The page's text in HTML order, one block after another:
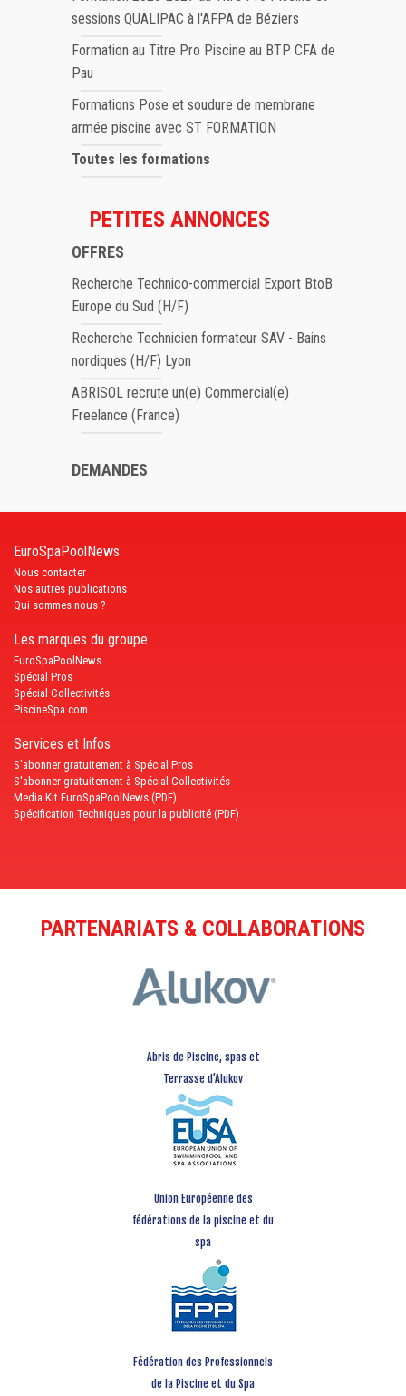
sessions QUALIPAC à l'AFPA de Béziers
Formation au Titre Pro Piscine au BTP CFA de
Pau
Formations Pose et soudure de membrane
armée piscine avec ST FORMATION
Toutes les formations
PETITES ANNONCES
OFFRES
Recherche Technico-commercial Export BtoB
Europe du Sud (H/F)
Recherche Technicien formateur SAV - Bains
nordiques (H/F) Lyon
ABRISOL recrute un(e) Commercial(e)
Freelance (France)
DEMANDES
EuroSpaPoolNews
Nous contacter
Nos autres publications
Qui sommes nous ?
Les marques du groupe
EuroSpaPoolNews
Spécial Pros
Spécial Collectivités
PiscineSpa.com
Services et Infos
S'abonner gratuitement à Spécial Pros
S'abonner gratuitement à Spécial Collectivités
Media Kit EuroSpaPoolNews (PDF)
Spécification Techniques pour la publicité (PDF)
PARTENARIATS & COLLABORATIONS
Abris de Piscine, spas et
Terrasse d’Alukov
Union Européenne des
fédérations de la piscine et du
spa
Fédération des Professionnels
de la Piscine et du Spa